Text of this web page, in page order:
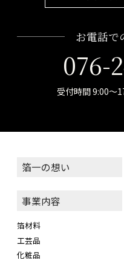
お電話で
076-
受付時間 9:00
箔一の想い
事業内容
箔材料
工芸品
化粧品